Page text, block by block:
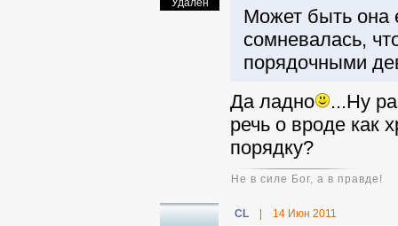
Удален
Может быть она
сомневалась,
порядочными
Да ладно
...Ну
речь о вроде как
порядку?
Не в силе Бог, а в правде!
CL 14 Июн 2011